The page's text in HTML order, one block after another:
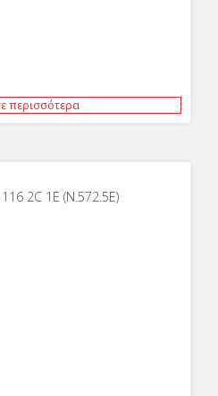
περισσότερα
2C 1E (N.572.5Ε)